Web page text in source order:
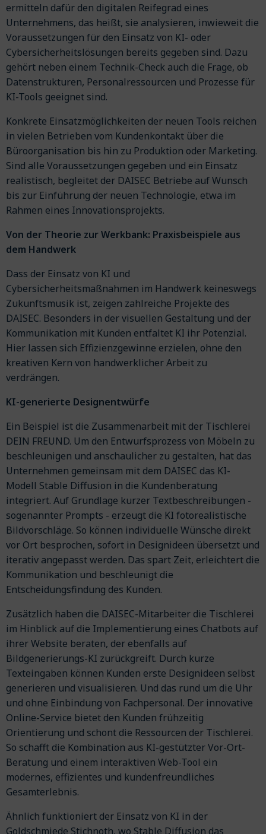
ermitteln dafür den digitalen Reifegrad eines
Unternehmens, das heißt, sie analysieren, inwieweit die
Voraussetzungen für den Einsatz von KI- oder
Cybersicherheitslösungen bereits gegeben sind. Dazu
gehört neben einem Technik-Check auch die Frage, ob
Datenstrukturen, Personalressourcen und Prozesse für
KI-Tools geeignet sind.
Konkrete Einsatzmöglichkeiten der neuen Tools reichen
in vielen Betrieben vom Kundenkontakt über die
Büroorganisation bis hin zu Produktion oder Marketing.
Sind alle Voraussetzungen gegeben und ein Einsatz
realistisch, begleitet der DAISEC Betriebe auf Wunsch
bis zur Einführung der neuen Technologie, etwa im
Rahmen eines Innovationsprojekts.
Von der Theorie zur Werkbank: Praxisbeispiele aus
dem Handwerk
Dass der Einsatz von KI und
Cybersicherheitsmaßnahmen im Handwerk keineswegs
Zukunftsmusik ist, zeigen zahlreiche Projekte des
DAISEC. Besonders in der visuellen Gestaltung und der
Kommunikation mit Kunden entfaltet KI ihr Potenzial.
Hier lassen sich Effizienzgewinne erzielen, ohne den
kreativen Kern von handwerklicher Arbeit zu
verdrängen.
KI-generierte Designentwürfe
Ein Beispiel ist die Zusammenarbeit mit der Tischlerei
DEIN FREUND. Um den Entwurfsprozess von Möbeln zu
beschleunigen und anschaulicher zu gestalten, hat das
Unternehmen gemeinsam mit dem DAISEC das KI-
Modell Stable Diffusion in die Kundenberatung
integriert. Auf Grundlage kurzer Textbeschreibungen -
sogenannter Prompts - erzeugt die KI fotorealistische
Bildvorschläge. So können individuelle Wünsche direkt
vor Ort besprochen, sofort in Designideen übersetzt und
iterativ angepasst werden. Das spart Zeit, erleichtert die
Kommunikation und beschleunigt die
Entscheidungsfindung des Kunden.
Zusätzlich haben die DAISEC-Mitarbeiter die Tischlerei
im Hinblick auf die Implementierung eines Chatbots auf
ihrer Website beraten, der ebenfalls auf
Bildgenerierungs-KI zurückgreift. Durch kurze
Texteingaben können Kunden erste Designideen selbst
generieren und visualisieren. Und das rund um die Uhr
und ohne Einbindung von Fachpersonal. Der innovative
Online-Service bietet den Kunden frühzeitig
Orientierung und schont die Ressourcen der Tischlerei.
So schafft die Kombination aus KI-gestützter Vor-Ort-
Beratung und einem interaktiven Web-Tool ein
modernes, effizientes und kundenfreundliches
Gesamterlebnis.
Ähnlich funktioniert der Einsatz von KI in der
Goldschmiede Stichnoth, wo Stable Diffusion das